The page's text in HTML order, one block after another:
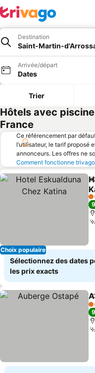
Destination
Saint-Martin-
Arrivée/départ
Dates
Trier
Hôtels avec
France
Ce référencement par
l’utilisateur, le tarif proposé
annonceurs. Les offres ne
Comment fonctionne trivago
Choix populaire
2
Sélectionnez des dates
les prix exacts
5